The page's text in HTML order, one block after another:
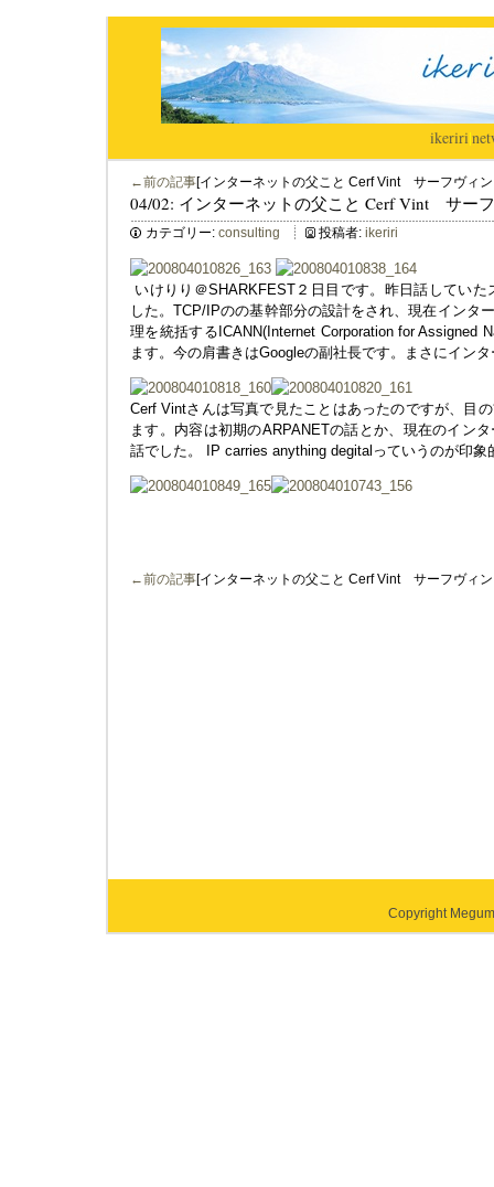
ikeriri|
←前の記事[インターネットの父こと Cerf Vint サーフヴィ
04/02: インターネットの父こと Cerf Vint サー
カテゴリー: consulting 投稿者: ikeriri
いけりり＠SHARKFEST２日目です。昨日話してい
した。TCP/IPのの基幹部分の設計をされ、現在インタ
理を統括するICANN(Internet Corporation for Assigned
ます。今の肩書きはGoogleの副社長です。まさにイン
Cerf Vintさんは写真で見たことはあったのですが、目
ます。内容は初期のARPANETの話とか、現在のイン
話でした。 IP carries anything degitalっていうのが印象
←前の記事[インターネットの父こと Cerf Vint サーフヴィ
Copyright